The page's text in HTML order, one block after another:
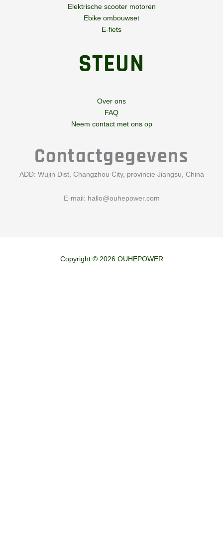
Elektrische scooter motoren
Ebike ombouwset
E-fiets
STEUN
Over ons
FAQ
Neem contact met ons op
Contactgegevens
ADD: Wujin Dist, Changzhou City, provincie Jiangsu, China
E-mail: hallo@ouhepower.com
Copyright © 2026 OUHEPOWER